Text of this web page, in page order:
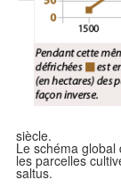
siècle.
Le schéma
les parcelles
saltus.